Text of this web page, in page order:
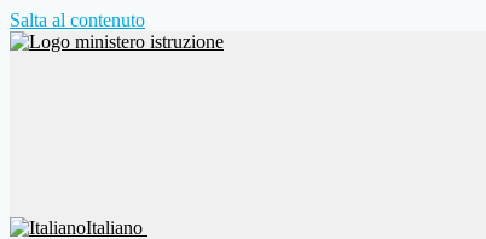
Salta al contenuto
Italiano